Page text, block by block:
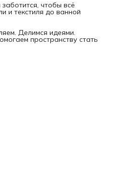
чтобы всё
и текстиля до ванной
Делимся идеями.
пространству стать